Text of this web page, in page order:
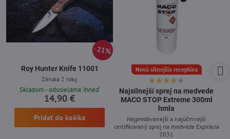
21%
Roy Hunter Knife 11001
Záruka 2 roky
Skladom - odosielame ihneď
14,90 €
Pridať do košíka
Nová silnejšia receptúra
Najsilnejší sprej na medvede
MACO STOP Extreme 300ml
hmla
Najpredávanejší a najúčinnejší
certifikovaný sprej na medvede Expirácia
2031